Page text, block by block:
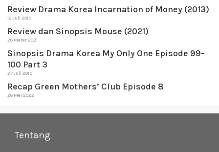
Review Drama Korea Incarnation of Money (2013)
12 Juli 2019
Review dan Sinopsis Mouse (2021)
26 Maret 2021
Sinopsis Drama Korea My Only One Episode 99-
100 Part 3
27 Juli 2019
Recap Green Mothers’ Club Episode 8
26 Mei 2022
Tentang